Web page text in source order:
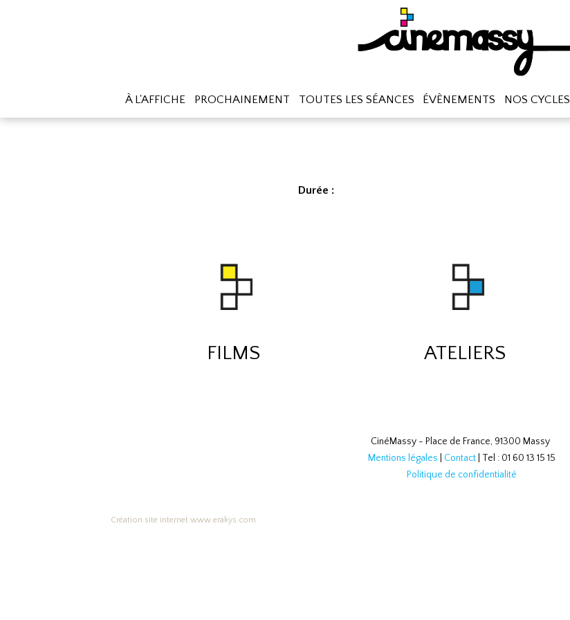
À L'AFFICHE PROCHAINEMENT TOUTES LES SÉANCES ÉVÈNEMENTS NOS CYCLES
Durée :
FILMS ATELIERS
CinéMassy - Place de France, 91300 Massy
Mentions légales
Contact| Tel : 01 60 13 15 15
Politique de confidentialité
Création site internet www.erakys.com